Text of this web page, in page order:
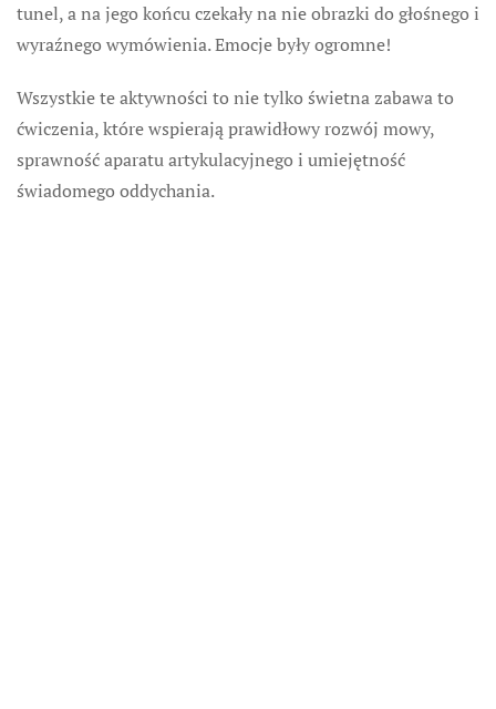
tunel, a na jego końcu czekały na nie obrazki do głośnego i
wyraźnego wymówienia. Emocje były ogromne!
Wszystkie te aktywności to nie tylko świetna zabawa to
ćwiczenia, które wspierają prawidłowy rozwój mowy,
sprawność aparatu artykulacyjnego i umiejętność
świadomego oddychania.